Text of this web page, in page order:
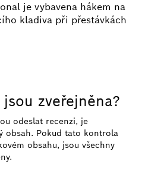
je vybavena hákem na
kladiva při přestávkách
zveřejněna?
odeslat recenzi, je
obsah. Pokud tato kontrola
obsahu, jsou všechny